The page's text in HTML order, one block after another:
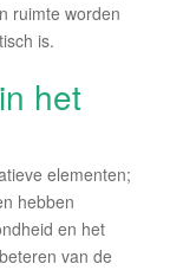
ruimte worden
is.
het
elementen;
hebben
en het
van de